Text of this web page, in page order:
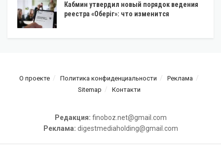
Кабмин утвердил новый порядок ведения
реестра «Оберіг»: что изменится
О проекте Политика конфиденциальности
Реклама
Sitemap
Контакти
Редакция: finoboz.net@gmail.com
Реклама: digestmediaholding@gmail.com